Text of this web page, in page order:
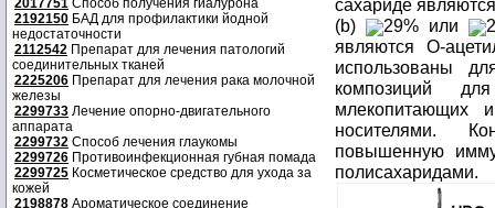
2017751 Способ получения гиалурона
2192150 БАД для профилактики йодной
недостаточности
2112542 Препарат для лечения патологий
соединительных тканей
2225206 Препарат для лечения рака молочной
железы
2299733 Лечение опорно-двигательного
аппарата
2299732 Способ лечения глаукомы
2299726 Противоинфекционная губная помада
2299725 Косметическое средство для ухода за
кожей
2198878 Ароматическое соединение
сахариде
(b)
29% или
являются O-
использованы
композиций
млекопитающих
носителями.
повышенную